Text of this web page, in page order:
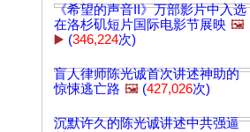
《希望的声音II》万部影片中入选
在洛杉矶短片国际电影节展映 🖼️
▶️ (346,224次)
盲人律师陈光诚首次讲述神助的
惊悚逃亡路 🖼️ (427,026次)
沉默许久的陈光诚讲述中共强逼